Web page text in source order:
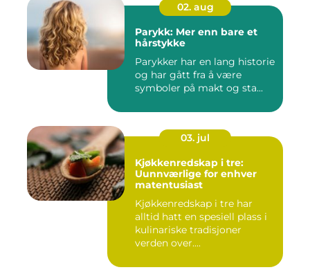
02. aug
Parykk: Mer enn bare et
hårstykke
Parykker har en lang historie
og har gått fra å være
symboler på makt og sta...
03. jul
Kjøkkenredskap i tre:
Uunnværlige for enhver
matentusiast
Kjøkkenredskap i tre har
alltid hatt en spesiell plass i
kulinariske tradisjoner
verden over....